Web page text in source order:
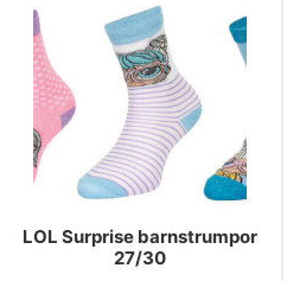
LOL Surprise barnstrumpor
27/30